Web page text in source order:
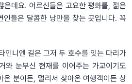
은데요. 어르신들은 고요한 평화를, 젊은
인들은 달콤한 낭만을 찾는 곳입니다. 꼭
인니엔 길은 그저 두 호수를 잇는 다리가
와 눈부신 현재를 이어주는 가교이기도
온 분이든, 멀리서 찾아온 여행객이든 상